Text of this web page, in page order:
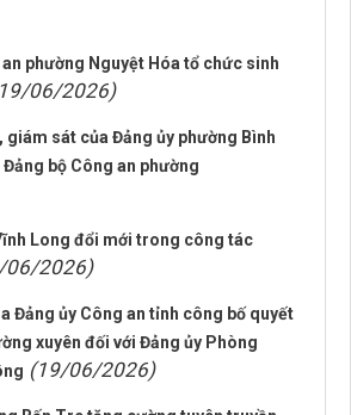
phường Nguyệt Hóa tổ chức sinh
06/2026)
sát của Đảng ủy phường Bình
bộ Công an phường
Long đổi mới trong công tác
06/2026)
Đảng ủy Công an tỉnh công bố quyết
xuyên đối với Đảng ủy Phòng
(19/06/2026)